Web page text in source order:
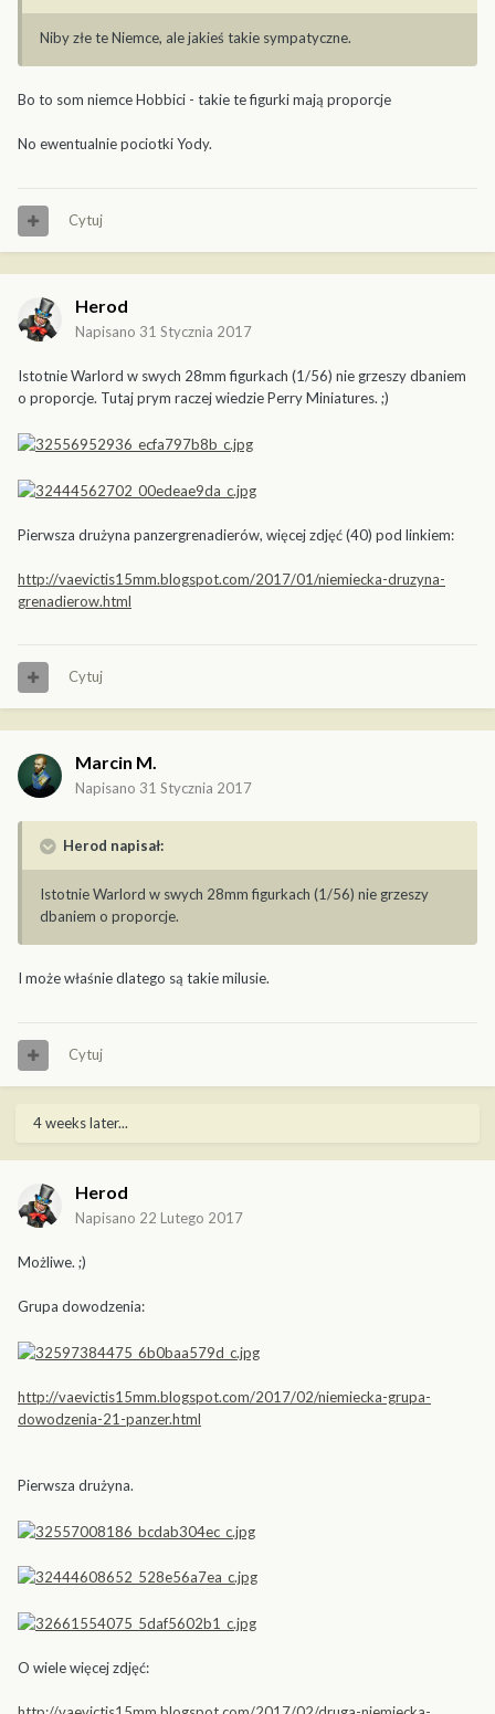
Niby złe te Niemce, ale jakieś takie sympatyczne.
Bo to som niemce Hobbici - takie te figurki mają proporcje
No ewentualnie pociotki Yody.
Cytuj
Herod
Napisano 31 Stycznia 2017
Istotnie Warlord w swych 28mm figurkach (1/56) nie grzeszy dbaniem
o proporcje. Tutaj prym raczej wiedzie Perry Miniatures. ;)
Pierwsza drużyna panzergrenadierów, więcej zdjęć (40) pod linkiem:
http://vaevictis15mm.blogspot.com/2017/01/niemiecka-druzyna-
grenadierow.html
Cytuj
Marcin M.
Napisano 31 Stycznia 2017
Herod napisał:
Istotnie Warlord w swych 28mm figurkach (1/56) nie grzeszy
dbaniem o proporcje.
I może właśnie dlatego są takie milusie.
Cytuj
4 weeks later...
Herod
Napisano 22 Lutego 2017
Możliwe. ;)
Grupa dowodzenia:
http://vaevictis15mm.blogspot.com/2017/02/niemiecka-grupa-
dowodzenia-21-panzer.html
Pierwsza drużyna.
O wiele więcej zdjęć: